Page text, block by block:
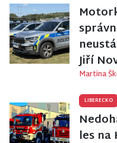
Jiří
Martina
LIBERECKO
les na